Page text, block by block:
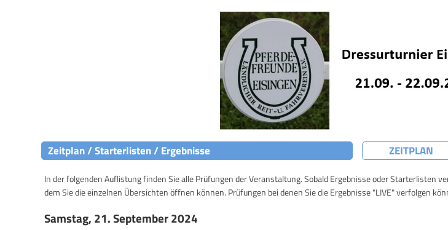
Zeitplan / Starterlisten / Ergebnisse ZEITPLAN
In der folgenden Auflistung finden Sie alle Prüfungen der Veranstaltung. Sobald Ergebnisse oder Starterlisten
dem Sie die einzelnen Übersichten öffnen können. Prüfungen bei denen Sie die Ergebnisse "LIVE" verfolgen
Samstag, 21. September 2024